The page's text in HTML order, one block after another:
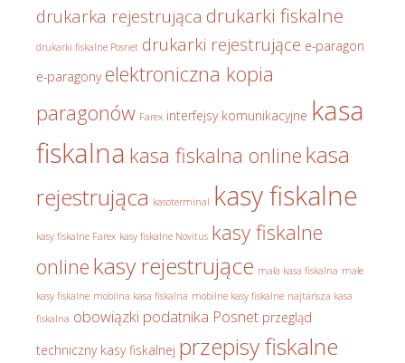
drukarka rejestrująca drukarki fiskalne
drukarki fiskalne Posnet drukarki rejestrujące e-paragon
e-paragony elektroniczna kopia
paragonów Farex interfejsy komunikacyjne kasa
fiskalna kasa fiskalna online kasa
rejestrująca kasoterminal kasy fiskalne
kasy fiskalne Farex kasy fiskalne Novitus kasy fiskalne
online kasy rejestrujące mała kasa fiskalna małe
kasy fiskalne mobilna kasa fiskalna mobilne kasy fiskalne najtańsza kasa
fiskalna obowiązki podatnika Posnet przegląd
techniczny kasy fiskalnej przepisy fiskalne